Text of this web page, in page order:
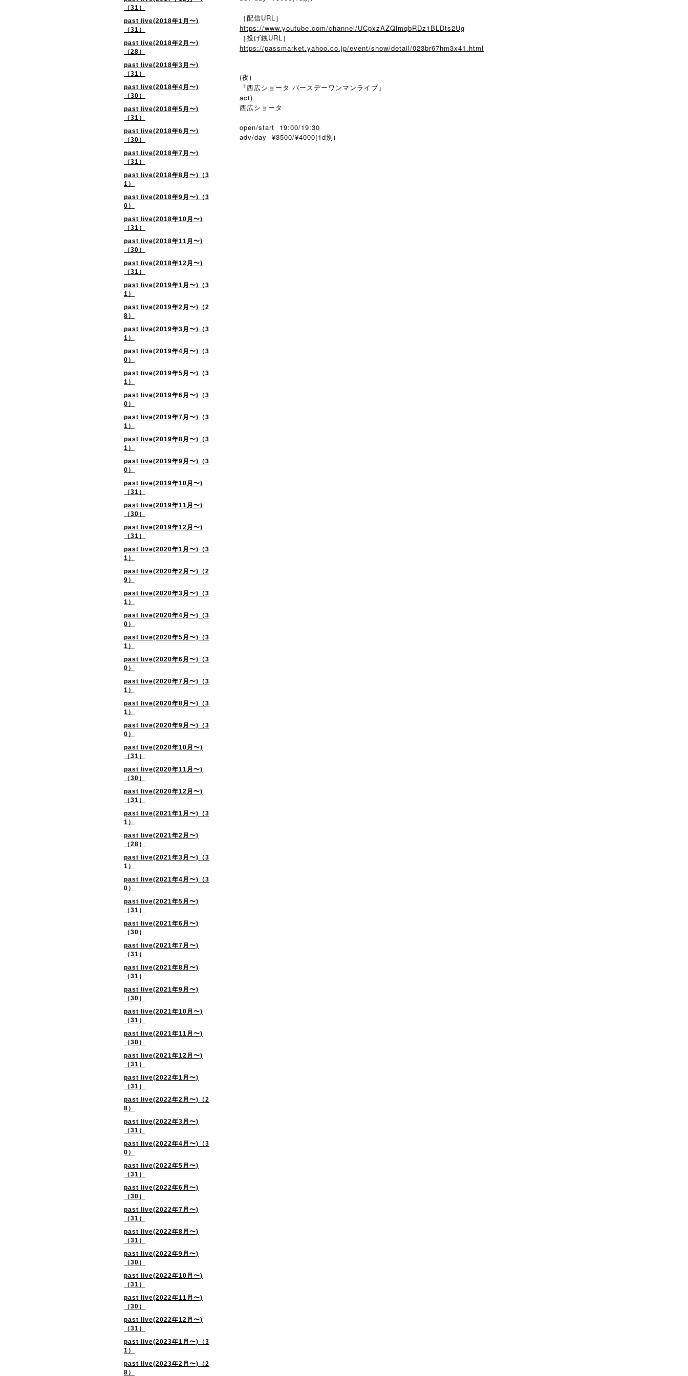
（31）
past live(2018年1月〜)
（31）
past live(2018年2月〜)
（28）
past live(2018年3月〜)
（31）
past live(2018年4月〜)
（30）
past live(2018年5月〜)
（31）
past live(2018年6月〜)
（30）
past live(2018年7月〜)
（31）
past live(2018年8月〜)（3
1）
past live(2018年9月〜)（3
0）
past live(2018年10月〜)
（31）
past live(2018年11月〜)
（30）
past live(2018年12月〜)
（31）
past live(2019年1月〜)（3
1）
past live(2019年2月〜)（2
8）
past live(2019年3月〜)（3
1）
past live(2019年4月〜)（3
0）
past live(2019年5月〜)（3
1）
past live(2019年6月〜)（3
0）
past live(2019年7月〜)（3
1）
past live(2019年8月〜)（3
1）
past live(2019年9月〜)（3
0）
past live(2019年10月〜)
（31）
past live(2019年11月〜)
（30）
past live(2019年12月〜)
（31）
past live(2020年1月〜)（3
1）
past live(2020年2月〜)（2
9）
past live(2020年3月〜)（3
1）
past live(2020年4月〜)（3
0）
past live(2020年5月〜)（3
1）
past live(2020年6月〜)（3
0）
past live(2020年7月〜)（3
1）
past live(2020年8月〜)（3
1）
past live(2020年9月〜)（3
0）
past live(2020年10月〜)
（31）
past live(2020年11月〜)
（30）
past live(2020年12月〜)
（31）
past live(2021年1月〜)（3
1）
past live(2021年2月〜)
（28）
past live(2021年3月〜)（3
1）
past live(2021年4月〜)（3
0）
past live(2021年5月〜)
（31）
past live(2021年6月〜)
（30）
past live(2021年7月〜)
（31）
past live(2021年8月〜)
（31）
past live(2021年9月〜)
（30）
past live(2021年10月〜)
（31）
past live(2021年11月〜)
（30）
past live(2021年12月〜)
（31）
past live(2022年1月〜)
（31）
past live(2022年2月〜)（2
8）
past live(2022年3月〜)
（31）
past live(2022年4月〜)（3
0）
past live(2022年5月〜)
（31）
past live(2022年6月〜)
（30）
past live(2022年7月〜)
（31）
past live(2022年8月〜)
（31）
past live(2022年9月〜)
（30）
past live(2022年10月〜)
（31）
past live(2022年11月〜)
（30）
past live(2022年12月〜)
（31）
past live(2023年1月〜)（3
1）
past live(2023年2月〜)（2
8）
［配信URL］
https://www.youtube.com/channel/UCpxzAZQlmqbRDz1BLDts2Ug
［投げ銭URL］
https://passmarket.yahoo.co.jp/event/show/detail/023br67hm3x41.html
(夜)
『西広ショータ バースデーワンマンライブ』
act)
西広ショータ
open/start 19:00/19:30
adv/day ¥3500/¥4000(1d別)